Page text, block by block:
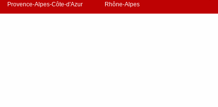
Provence-Alpes-Côte-d'Azur
Rhône-Alpes